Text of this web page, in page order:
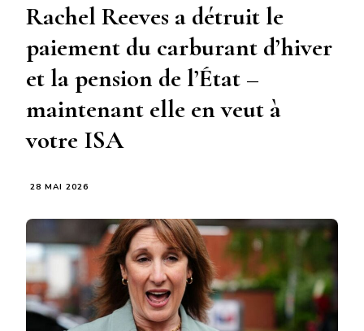
Rachel Reeves a détruit le
paiement du carburant d’hiver
et la pension de l’État –
maintenant elle en veut à
votre ISA
28 MAI 2026